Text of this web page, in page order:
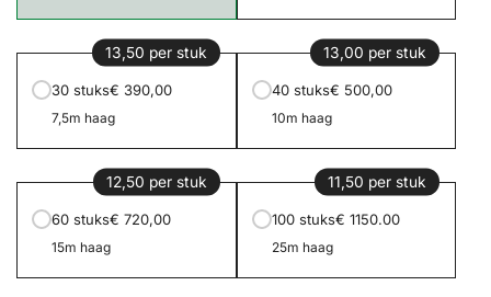
13,50 per stuk
30 stuks€ 390,00
7,5m haag
13,00 per stuk
40 stuks€ 500,00
10m haag
12,50 per stuk
60 stuks€ 720,00
15m haag
11,50 per stuk
100 stuks€ 1150.00
25m haag